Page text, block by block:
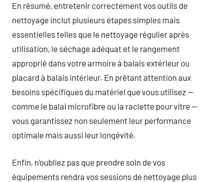
En résumé, entretenir correctement vos outils de
nettoyage inclut plusieurs étapes simples mais
essentielles telles que le nettoyage régulier après
utilisation, le séchage adéquat et le rangement
approprié dans votre armoire à balais extérieur ou
placard à balais intérieur. En prêtant attention aux
besoins spécifiques du matériel que vous utilisez —
comme le balai microfibre ou la raclette pour vitre —
vous garantissez non seulement leur performance
optimale mais aussi leur longévité.
Enfin, n’oubliez pas que prendre soin de vos
équipements rendra vos sessions de nettoyage plus